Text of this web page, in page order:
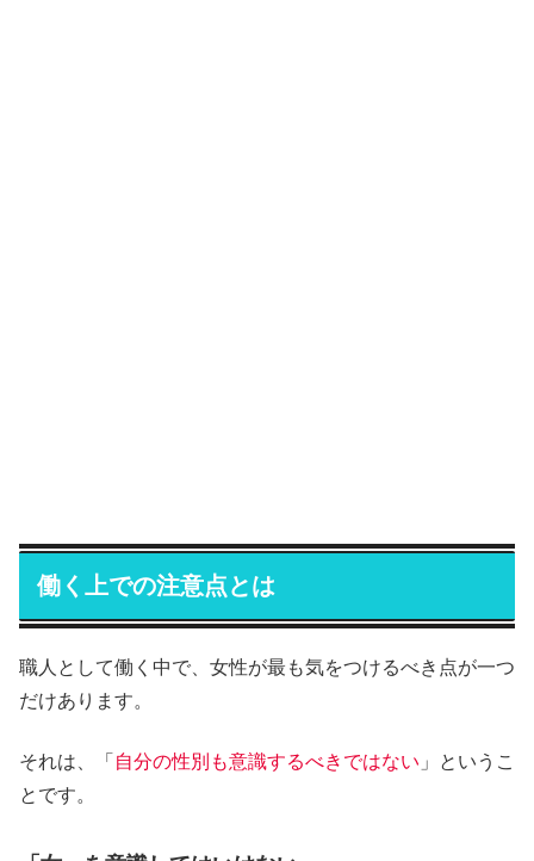
働く上での注意点とは
職人として働く中で、女性が最も気をつけるべき点が一つ
だけあります。
それは、「 自分の性別も意識するべきではない 」というこ
とです。